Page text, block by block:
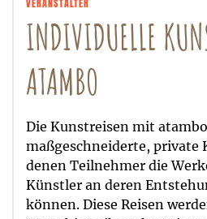
VERANSTALTER
INDIVIDUELLE
ATAMBO
Die Kunstreisen mit
maßgeschneiderte, private
denen Teilnehmer die
Künstler an deren
können. Diese Reisen